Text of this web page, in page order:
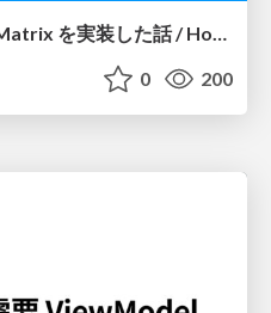
2年かけて Deno に DOMMatrix を実装した話 / How I implemented DOMMatrix in Deno over two years
0 200